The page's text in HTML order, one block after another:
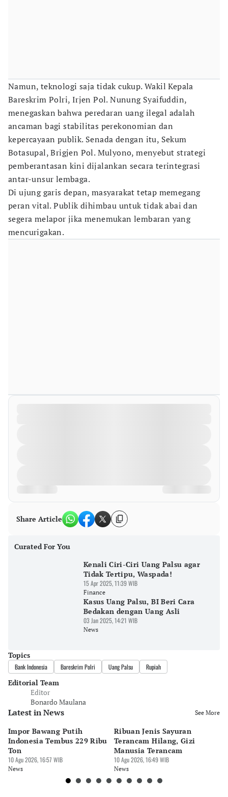
Namun, teknologi saja tidak cukup. Wakil Kepala
Bareskrim Polri, Irjen Pol. Nunung Syaifuddin,
menegaskan bahwa peredaran uang ilegal adalah
ancaman bagi stabilitas perekonomian dan
kepercayaan publik. Senada dengan itu, Sekum
Botasupal, Brigjen Pol. Mulyono, menyebut strategi
pemberantasan kini dijalankan secara terintegrasi
antar-unsur lembaga.
Di ujung garis depan, masyarakat tetap memegang
peran vital. Publik dihimbau untuk tidak abai dan
segera melapor jika menemukan lembaran yang
mencurigakan.
Share Article
Curated For You
Kenali Ciri-Ciri Uang Palsu agar
Tidak Tertipu, Waspada!
15 Apr 2025, 11:39 WIB
Finance
Kasus Uang Palsu, BI Beri Cara
Bedakan dengan Uang Asli
03 Jan 2025, 14:21 WIB
News
Topics
Bank Indonesia Bareskrim Polri Uang Palsu Rupiah
Editorial Team
Editor
Bonardo Maulana
Latest in News See More
Impor Bawang Putih
Indonesia Tembus 229 Ribu
Ton
10 Agu 2026, 16:57 WIB
News
Ribuan Jenis Sayuran
Terancam Hilang, Gizi
Manusia Terancam
10 Agu 2026, 16:49 WIB
News